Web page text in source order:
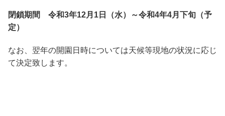
閉鎖期間 令和3年12月1日（水）～令和4年4月下旬（予
定）
なお、翌年の開園日時については天候等現地の状況に応じ
て決定致します。